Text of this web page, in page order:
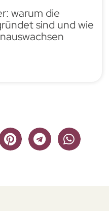
warum die
sind und wie